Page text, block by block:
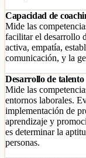
Capacidad de
Mide las
facilitar el desarrollo
activa, empatía,
comunicación, y la
Desarrollo de talento
Mide las
entornos laborales.
implementación de
aprendizaje y
es determinar la
personas.